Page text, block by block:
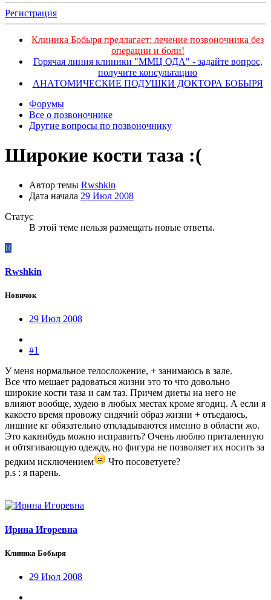
Регистрация
Клиника Бобыря предлагает: лечение позвоночника без
операции и боли!
Горячая линия клиники "ММЦ ОДА" - задайте вопрос,
получите консультацию
АНАТОМИЧЕСКИЕ ПОДУШКИ ДОКТОРА БОБЫРЯ
Форумы
Все о позвоночнике
Другие вопросы по позвоночнику
Широкие кости таза :(
Автор темы Rwshkin
Дата начала 29 Июл 2008
Статус
В этой теме нельзя размещать новые ответы.
R
Rwshkin
Новичок
29 Июл 2008
#1
У меня нормальное телосложение, + занимаюсь в зале.
Все что мешает радоваться жизни это то что довольно
широкие кости таза и сам таз. Причем диеты на него не
влияют вообще, худею в любых местах кроме ягодиц. А если я
какоето время провожу сидячий образ жизни + отьедаюсь,
лишние кг обязательно откладываются именно в области жо.
Это какнибудь можно исправить? Очень люблю приталенную
и обтягивающую одежду, но фигура не позволяет их носить за
редким исключением
Что посоветуете?
p.s : я парень.
Ирина Игоревна
Клиника Бобыря
29 Июл 2008